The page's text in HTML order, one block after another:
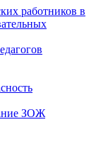
работников в
ЗОЖ